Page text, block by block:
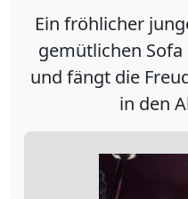
Ein fröhlicher
gemütlichen
und fängt die
in den